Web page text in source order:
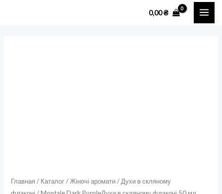
0,00₴
Главная / Каталог/Жіночі аромати/ Духи в скляному